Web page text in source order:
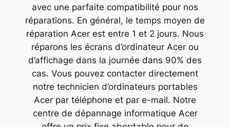
avec une parfaite compatibilité pour nos
réparations. En général, le temps moyen de
réparation Acer est entre 1 et 2 jours. Nous
réparons les écrans d’ordinateur Acer ou
d’affichage dans la journée dans 90% des
cas. Vous pouvez contacter directement
notre technicien d’ordinateurs portables
Acer par téléphone et par e-mail. Notre
centre de dépannage informatique Acer